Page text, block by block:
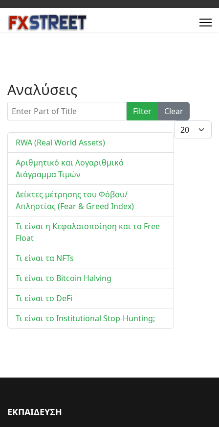
Αναλύσεις
Enter Part of Title Filter
Clear
Display #
RWA (Real World Assets)
Αριθμητικό και Λογαριθμικό
Διάγραμμα Τιμών
Δείκτες μέτρησης του Φόβου/
Απληστίας (Fear & Greed Index)
Τι είναι η Κεφαλαιοποίηση και το Free
Float
Τι είναι τα NFTs
Τι είναι το Bitcoin Halving
Τι είναι το DeFi
Τι είναι το Institutional Stop-Hunting;
ΕΚΠΑΙΔΕΥΣΗ